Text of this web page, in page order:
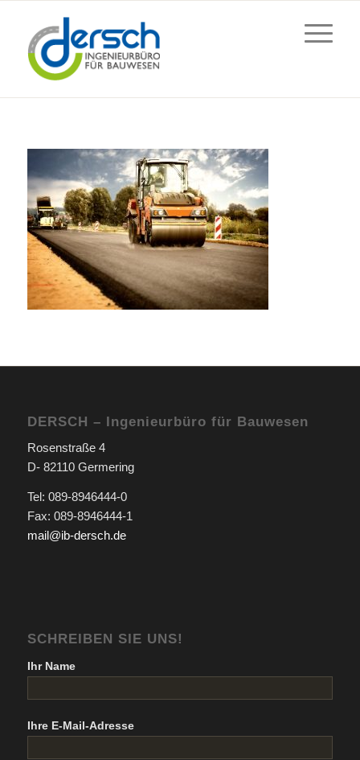
DERSCH – Ingenieurbüro für Bauwesen
Rosenstraße 4
D- 82110 Germering
Tel: 089-8946444-0
Fax: 089-8946444-1
mail@ib-dersch.de
SCHREIBEN SIE UNS!
Ihr Name
Ihre E-Mail-Adresse